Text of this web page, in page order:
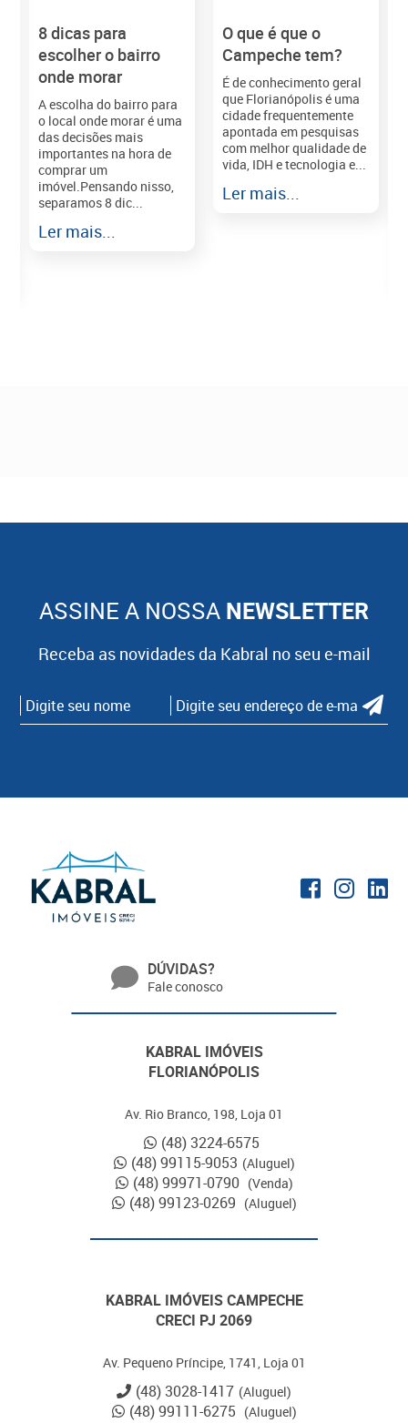
8 dicas para
escolher o bairro
onde morar
A escolha do bairro para
o local onde morar é uma
das decisões mais
importantes na hora de
comprar um
imóvel.Pensando nisso,
separamos 8 dic...
Ler mais...
O que é que o
Campeche tem?
É de conhecimento geral
que Florianópolis é uma
cidade frequentemente
apontada em pesquisas
com melhor qualidade de
vida, IDH e tecnologia e...
Ler mais...
ASSINE A NOSSA NEWSLETTER
Receba as novidades da Kabral no seu e-mail
DÚVIDAS?
Fale conosco
KABRAL IMÓVEIS
FLORIANÓPOLIS
Av. Rio Branco, 198, Loja 01
(48) 3224-6575
(48) 99115-9053 (Aluguel)
(48) 99971-0790 (Venda)
(48) 99123-0269 (Aluguel)
KABRAL IMÓVEIS CAMPECHE
CRECI PJ 2069
Av. Pequeno Príncipe, 1741, Loja 01
(48) 3028-1417 (Aluguel)
(48) 99111-6275 (Aluguel)